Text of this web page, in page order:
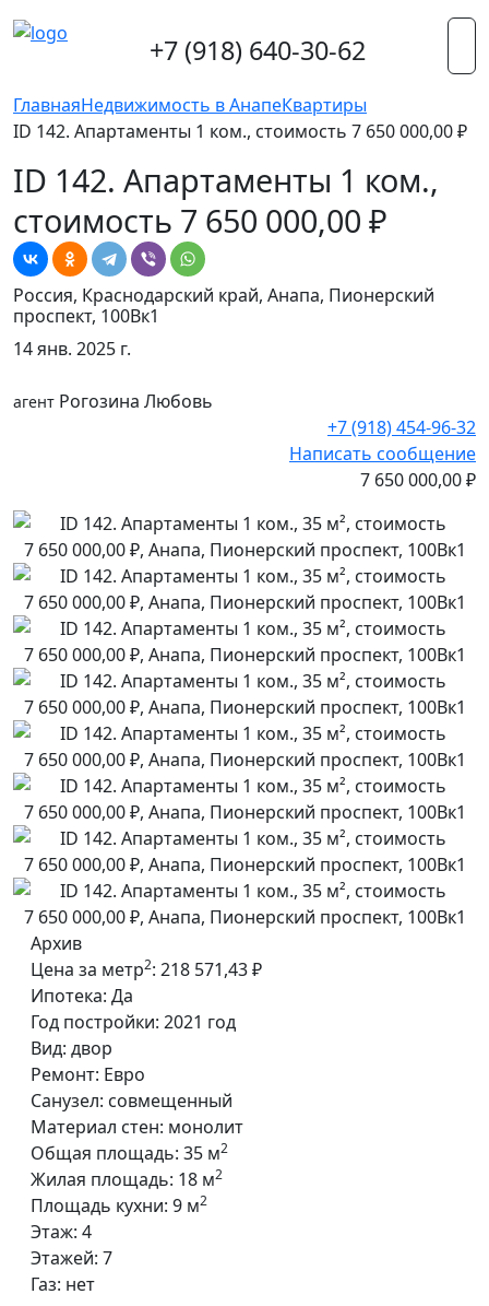
+7 (918) 640-30-62
ГлавнаяНедвижимость в АнапеКвартиры
ID 142. Апартаменты 1 ком., стоимость 7 650 000,00 ₽
ID 142. Апартаменты 1 ком.,
стоимость 7 650 000,00 ₽
Россия, Краснодарский край, Анапа, Пионерский
проспект, 100Вк1
14 янв. 2025 г.
агент Рогозина Любовь
+7 (918) 454-96-32
Написать сообщение
7 650 000,00 ₽
Архив
Цена за метр2: 218 571,43 ₽
Ипотека: Да
Год постройки: 2021 год
Вид: двор
Ремонт: Евро
Санузел: совмещенный
Материал стен: монолит
Общая площадь: 35 м2
Жилая площадь: 18 м2
Площадь кухни: 9 м2
Этаж: 4
Этажей: 7
Газ: нет